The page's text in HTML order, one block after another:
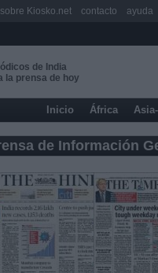
de India
la prensa de hoy
Inicio África
de Información
sobre Kiosko.net contacto ayuda